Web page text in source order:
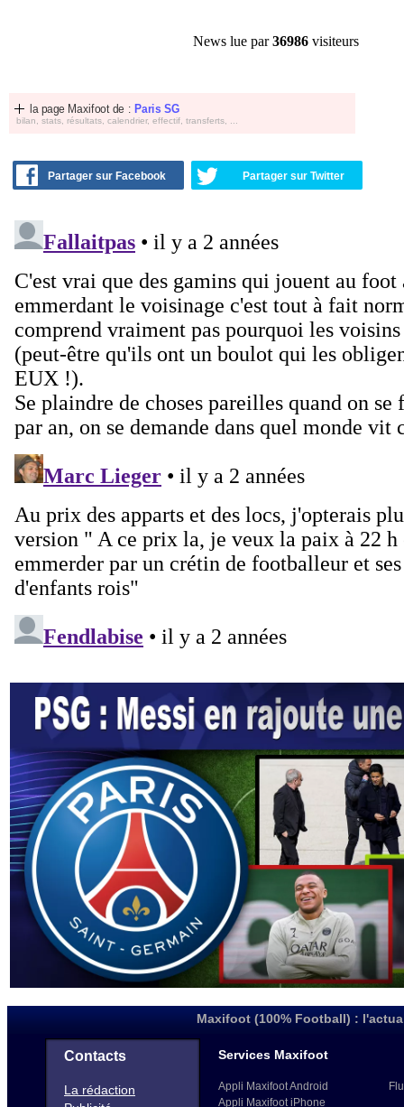
News lue par36986 visiteurs
la page Maxifoot de : Paris SG
bilan, stats, résultats, calendrier, effectif, transferts, ...
Partager sur Facebook Partager sur Twitter
Maxifoot (100% Football) :
Contacts
La rédaction
Services Maxifoot
Appli Maxifoot Android
Appli Maxifoot iPhone